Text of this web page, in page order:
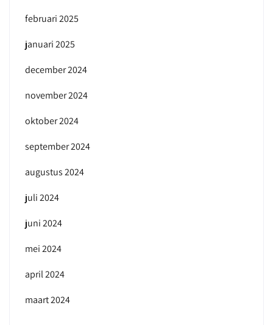
februari 2025
januari 2025
december 2024
november 2024
oktober 2024
september 2024
augustus 2024
juli 2024
juni 2024
mei 2024
april 2024
maart 2024